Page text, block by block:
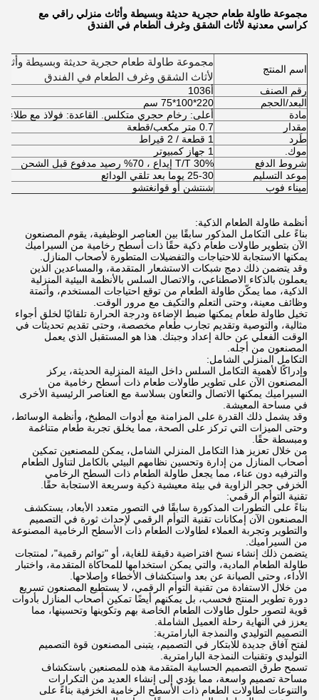
مجموعة طاولة طعام حجرية حديثة وبسيطة وأثاث منزلي راقي مع
كراسي معدنية لأثاث الشقق وغرف الطعام في الفندق
اسم المنتج
مجموعة طاولة طعام حجرية حديثة وبسيطة
لأثاث الشقق وغرف الطعام في الفندق
رقم الصنف
أ1036
البعد/الحجم
220*100*75 سم
مادة
أعلى: رخام حجري متكلس. القاعدة: فولاذ مع
مقدار
0.7 متر مكعب/قطعة
طَرد
1 قطعة / 2 قيراط
موك.
1 جهاز كمبيوتر
شروط الدفع
T/T 30% إيداع ، 70% رصيد مدفوع قبل الشحن
موعد التسليم
25-30 يوما بعد تلقي الودائع
ميناء فوب
شنتشن أو قوانغتشو
أنظمة طاولة الطعام الذكية:
بناءً على التكامل المذكور سابقًا بين العناصر الوظيفية، يقوم المصنعون
الآن بتطوير طاولات طعام ذكية حقًا ذات أسطح رخامية من السيراميك
يمكنها الاستجابة للاحتياجات والتفضيلات المتطورة لأصحاب المنازل.
وقد يتضمن ذلك دمج شبكات الاستشعار المتقدمة، والمساعدين الذين
يعملون بالذكاء الاصطناعي، والاتصال السلس بالأنظمة البيئية المنزلية
الذكية، مما يمكّن طاولة الطعام من توقع احتياجات المستخدم، وأتمتة
وظائف معينة، وحتى التعلم والتكيف مع مرور الوقت.
تخيل طاولة طعام يمكنها ضبط الإضاءة ودرجة الحرارة تلقائيًا لخلق أجواء
مثالية، والتوصية وتقديم تجارب طعام مخصصة، وحتى تقديم تحديثات في
الوقت الفعلي عن حالة إعداد وجبتك. هذا هو المستقبل الذي يعمل
المصنعون من أجله.
التكامل المنزلي الشامل:
وإدراكًا لأهمية التكامل السلس داخل البيئة المنزلية الحديثة، يركز
المصنعون الآن على تطوير طاولات طعام ذات أسطح رخامية من
السيراميك يمكنها الاتصال والتعاون بسلاسة مع العناصر الرئيسية الأخرى
في مساحة المعيشة.
وقد يشمل ذلك القدرة على المزامنة مع أدوات المطبخ، وأنظمة الوسائط،
وحتى الميزات التي تركز على الصحة، مما يخلق تجربة طعام متناغمة
ومبسطة حقًا.
من خلال تعزيز هذا التكامل المنزلي الشامل، يمكن للمصنعين تمكين
أصحاب المنازل من إدارة وتحسين نظامهم البيئي بالكامل لتناول الطعام
والترفيه دون عناء، مما يجعل طاولة الطعام ذات السطح الرخامي
الخزفي حجر الزاوية في بيئة معيشية ذكية وسريعة الاستجابة حقًا.
تقنية التوأم الرقمي:
بناءً على التطورات المذكورة سابقًا في التصور متعدد الأبعاد، يستكشف
المصنعون الآن إمكانات تقنية التوأم الرقمي لإحداث ثورة في التصميم
والتطوير وتجربة العملاء لطاولات الطعام ذات الأسطح الرخامية المصنوعة
من السيراميك.
يتضمن ذلك إنشاء نسخ افتراضية دقيقة للغاية، أو "توائم رقمية"، لمنتجات
طاولة الطعام المادية، والتي يمكن استخدامها للمحاكاة المتقدمة، واختبار
الأداء، وحتى الصيانة عن بعد واستكشاف الأخطاء وإصلاحها.
من خلال الاستفادة من تقنية التوأم الرقمي، لا يستطيع المصنعون تسريع
دورة تطوير المنتج فحسب، بل يمكنهم أيضًا تمكين أصحاب المنازل بأدوات
قوية لتصور حلول طاولات الطعام الخاصة بهم وتكوينها وتحسينها، مما
يعزز في النهاية رحلة العميل الشاملة.
التصميم التوليدي والنمذجة البارامترية:
لفتح آفاق جديدة للابتكار في التصميم، يتبنى المصنعون قوة التصميم
التوليدي وتقنيات النمذجة البارامترية.
تسمح طرق التصميم الحسابية المتقدمة هذه للمصنعين باستكشاف
مساحة تصميم واسعة، مما يؤدي إلى إنشاء العديد من التكرارات
والتنوعات لطاولات الطعام ذات الأسطح الرخامية الخزفية بناءً على